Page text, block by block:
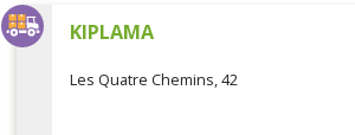
KIPLAMA
Les Quatre Chemins, 42